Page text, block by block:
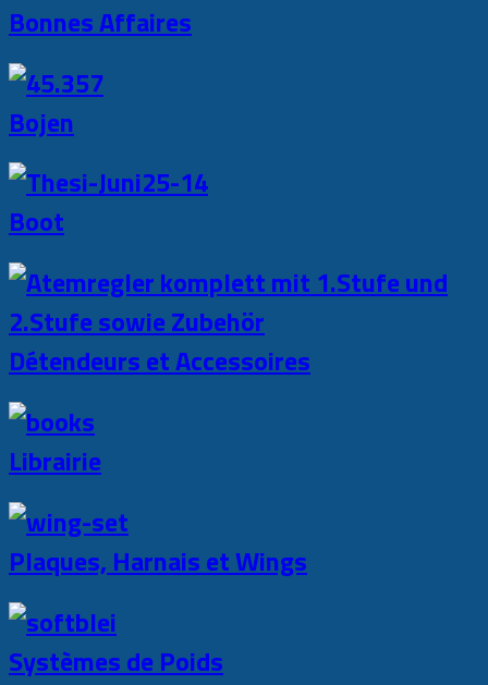
Bonnes Affaires
Bojen
Boot
Détendeurs et Accessoires
Librairie
Plaques, Harnais et Wings
Systèmes de Poids